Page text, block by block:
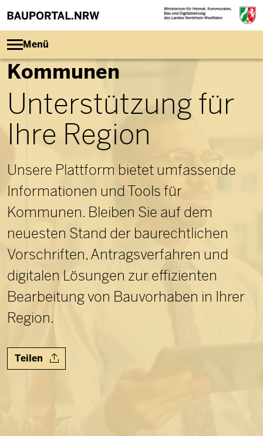
Menü
Kommunen
Unterstützung für
Ihre Region
Unsere Plattform bietet umfassende
Informationen und Tools für
Kommunen. Bleiben Sie auf dem
neuesten Stand der baurechtlichen
Vorschriften, Antragsverfahren und
digitalen Lösungen zur effizienten
Bearbeitung von Bauvorhaben in Ihrer
Region.
Teilen